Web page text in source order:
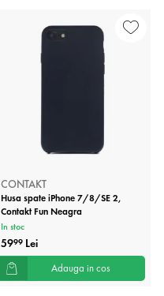
CONTAKT
Husa spate iPhone 7/8/SE 2,
Contakt Fun Neagra
In stoc
5999Lei
Adauga in cos